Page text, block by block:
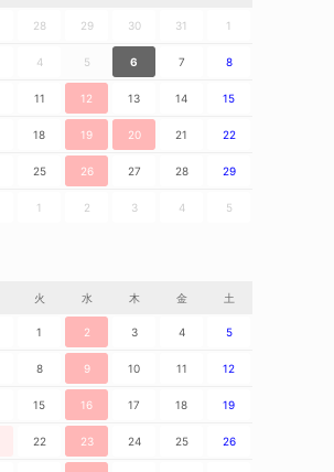
28 29 30 31 1
4 5 6 7 8
11 12 13 14 15
18 19 20 21 22
25 26 27 28 29
1 2 3 4 5
火 水 木 金 土
1 2 3 4 5
8 9 10 11 12
15 16 17 18 19
22 23 24 25 26